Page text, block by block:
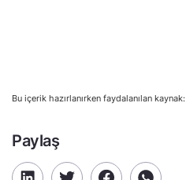
Bu içerik hazırlanırken faydalanılan kaynak:
Paylaş